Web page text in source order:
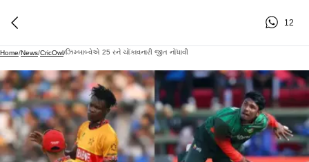
12
Home/News/CricOwl/ઝિમ્બાબ્વેએ 25 રને ચોંકાવનારી જીત નોંધાવી